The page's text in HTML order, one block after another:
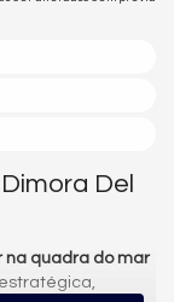
Del
na quadra do mar